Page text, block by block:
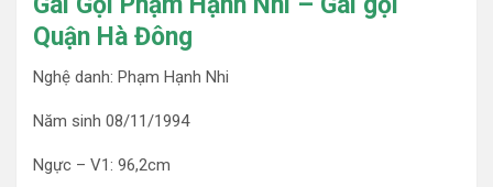
Quận Hà Đông
Nghệ danh: Phạm Hạnh Nhi
Năm sinh 08/11/1994
Ngực – V1: 96,2cm